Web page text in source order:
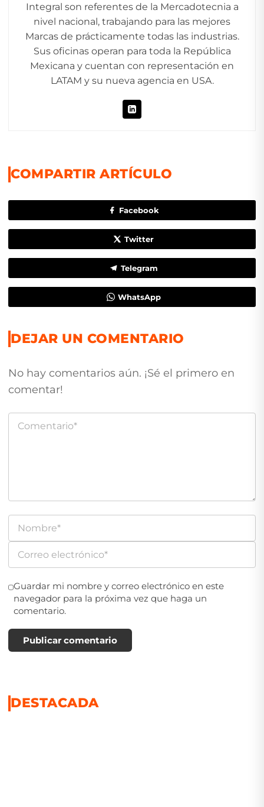
Integral son referentes de la Mercadotecnia a
nivel nacional, trabajando para las mejores
Marcas de prácticamente todas las industrias.
Sus oficinas operan para toda la República
Mexicana y cuentan con representación en
LATAM y su nueva agencia en USA.
COMPARTIR ARTÍCULO
Facebook
Twitter
Telegram
WhatsApp
DEJAR UN COMENTARIO
No hay comentarios aún. ¡Sé el primero en
comentar!
Guardar mi nombre y correo electrónico en este
navegador para la próxima vez que haga un
comentario.
Publicar comentario
DESTACADA